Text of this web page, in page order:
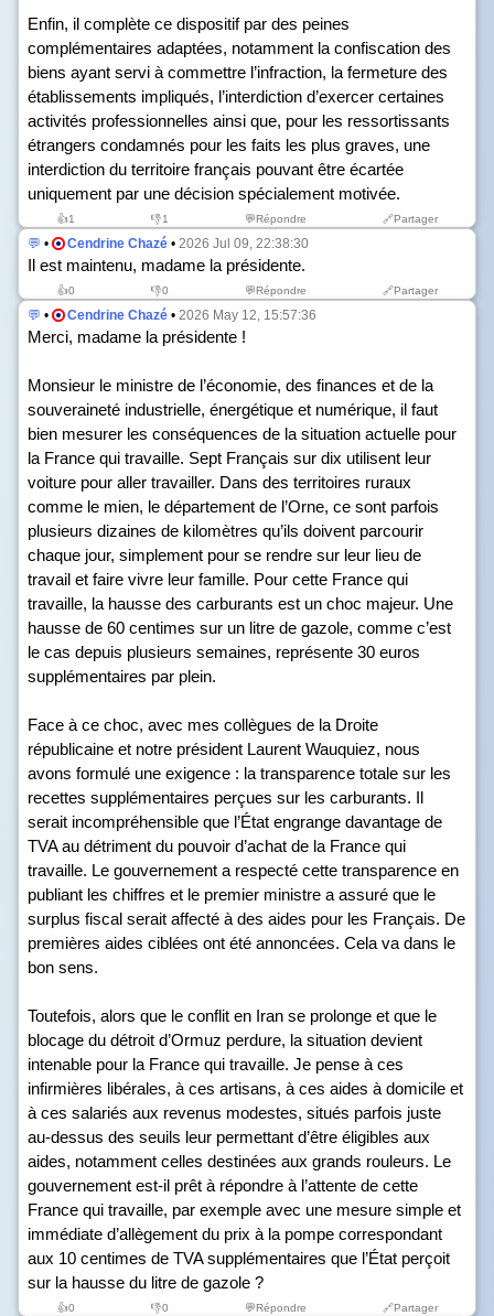
Enfin, il complète ce dispositif par des peines
complémentaires adaptées, notamment la confiscation des
biens ayant servi à commettre l’infraction, la fermeture des
établissements impliqués, l’interdiction d’exercer certaines
activités professionnelles ainsi que, pour les ressortissants
étrangers condamnés pour les faits les plus graves, une
interdiction du territoire français pouvant être écartée
uniquement par une décision spécialement motivée.
👍1 👎1 💬Répondre 🔗Partager
💬 • Cendrine Chazé • 2026 Jul 09, 22:38:30
Il est maintenu, madame la présidente.
👍0 👎0 💬Répondre 🔗Partager
💬 • Cendrine Chazé • 2026 May 12, 15:57:36
Merci, madame la présidente !
Monsieur le ministre de l’économie, des finances et de la
souveraineté industrielle, énergétique et numérique, il faut
bien mesurer les conséquences de la situation actuelle pour
la France qui travaille. Sept Français sur dix utilisent leur
voiture pour aller travailler. Dans des territoires ruraux
comme le mien, le département de l’Orne, ce sont parfois
plusieurs dizaines de kilomètres qu’ils doivent parcourir
chaque jour, simplement pour se rendre sur leur lieu de
travail et faire vivre leur famille. Pour cette France qui
travaille, la hausse des carburants est un choc majeur. Une
hausse de 60 centimes sur un litre de gazole, comme c’est
le cas depuis plusieurs semaines, représente 30 euros
supplémentaires par plein.
Face à ce choc, avec mes collègues de la Droite
républicaine et notre président Laurent Wauquiez, nous
avons formulé une exigence : la transparence totale sur les
recettes supplémentaires perçues sur les carburants. Il
serait incompréhensible que l’État engrange davantage de
TVA au détriment du pouvoir d’achat de la France qui
travaille. Le gouvernement a respecté cette transparence en
publiant les chiffres et le premier ministre a assuré que le
surplus fiscal serait affecté à des aides pour les Français. De
premières aides ciblées ont été annoncées. Cela va dans le
bon sens.
Toutefois, alors que le conflit en Iran se prolonge et que le
blocage du détroit d’Ormuz perdure, la situation devient
intenable pour la France qui travaille. Je pense à ces
infirmières libérales, à ces artisans, à ces aides à domicile et
à ces salariés aux revenus modestes, situés parfois juste
au-dessus des seuils leur permettant d’être éligibles aux
aides, notamment celles destinées aux grands rouleurs. Le
gouvernement est-il prêt à répondre à l’attente de cette
France qui travaille, par exemple avec une mesure simple et
immédiate d’allègement du prix à la pompe correspondant
aux 10 centimes de TVA supplémentaires que l’État perçoit
sur la hausse du litre de gazole ?
👍0 👎0 💬Répondre 🔗Partager